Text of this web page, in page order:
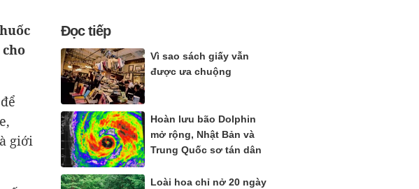
giới
Đọc tiếp
Vì sao sách giấy vẫn
được ưa chuộng
Hoàn lưu bão Dolphin
mở rộng, Nhật Bản và
Trung Quốc sơ tán dân
Loài hoa chỉ nở 20 ngày